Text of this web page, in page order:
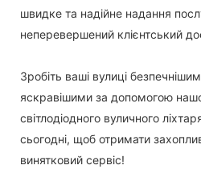
швидке та надійне надання
неперевершений клієнтський
Зробіть ваші вулиці
яскравішими за допомогою
світлодіодного вуличного
сьогодні, щоб отримати
винятковий сервіс!